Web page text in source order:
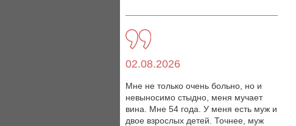
02.08.2026
Мне не только очень больно, но и
невыносимо стыдно, меня мучает
вина. Мне 54 года. У меня есть муж и
двое взрослых детей. Точнее, муж